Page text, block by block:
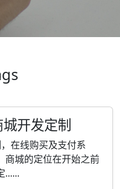
开发定制
在线购买及支付系
商城的定位在开始之前
......